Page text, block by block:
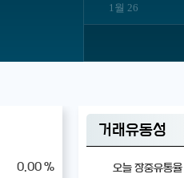
1월 26
0.00 %
거래유동성
오늘 장중유통율